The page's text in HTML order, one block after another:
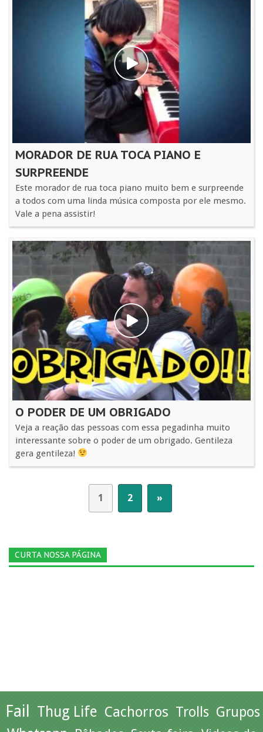
MORADOR DE RUA TOCA PIANO E
SURPREENDE
Este morador de rua toca piano muito bem e surpreende
a todos com uma linda música composta por ele mesmo.
Vale a pena assistir!
O PODER DE UM OBRIGADO
Veja a reação das pessoas com essa pegadinha muito
interessante sobre o poder de um obrigado. Gentileza
gera gentileza!
1 2 »
CURTA NOSSA PÁGINA
Fail Thug Life Cachorros Trolls Grupos